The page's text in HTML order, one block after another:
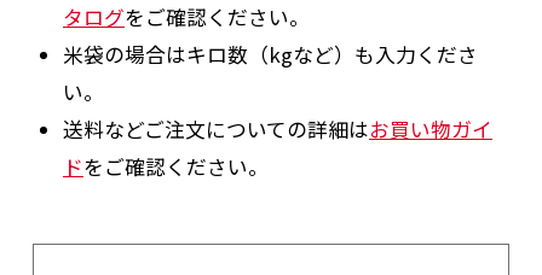
タログをご確認ください。
米袋の場合はキロ数（kgなど）も入力くださ
い。
送料などご注文についての詳細はお買い物ガイ
ドをご確認ください。